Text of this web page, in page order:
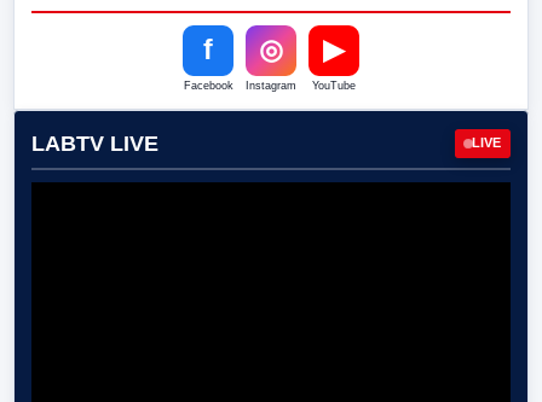
f
Facebook
◎
Instagram
▶
YouTube
LABTV LIVE LIVE